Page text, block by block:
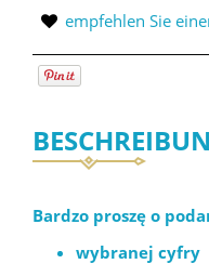
empfehlen Sie
Bardzo proszę o
wybranej cyfry